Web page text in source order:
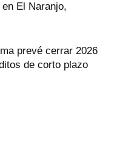
El Naranjo,
prevé cerrar 2026
de corto plazo